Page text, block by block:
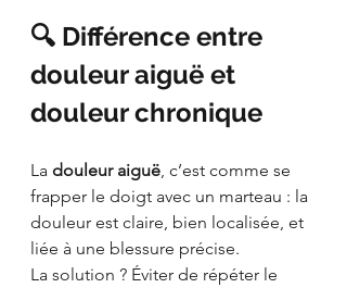
🔍 Différence entre
douleur aiguë et
douleur chronique
La douleur aiguë , c’est comme se
frapper le doigt avec un marteau : la
douleur est claire, bien localisée, et
liée à une blessure précise.
La solution ? Éviter de répéter le